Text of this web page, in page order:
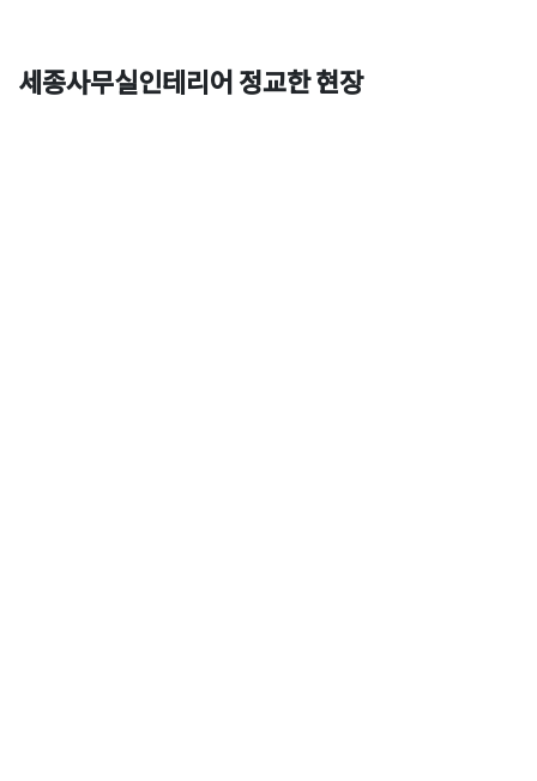
세종사무실인테리어 정교한 현장